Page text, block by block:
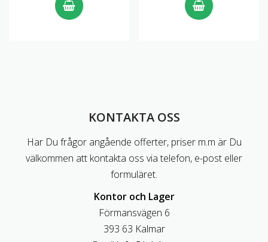
KONTAKTA OSS
Har Du frågor angående offerter, priser m.m är Du
välkommen att kontakta oss via telefon, e-post eller
formuläret.
Kontor och Lager
Förmansvägen 6
393 63 Kalmar